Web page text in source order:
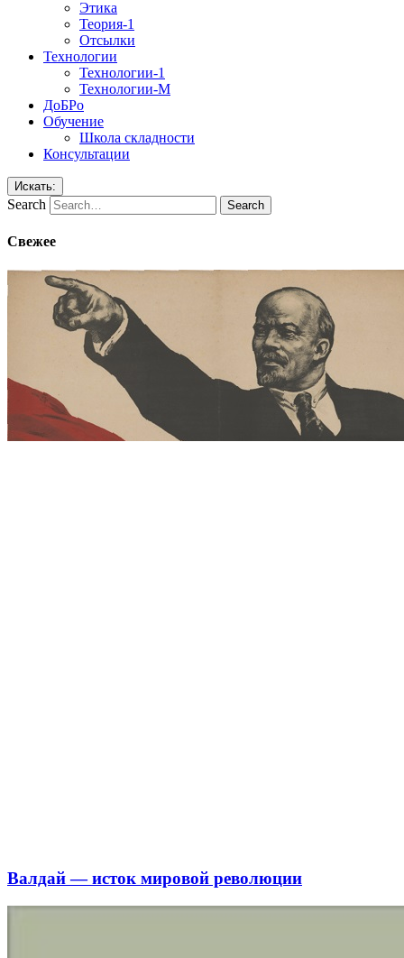
Этика
Теория-1
Отсылки
Технологии
Технологии-1
Технологии-М
ДоБРо
Обучение
Школа складности
Консультации
Искать:
Search
Свежее
Валдай — исток мировой революции